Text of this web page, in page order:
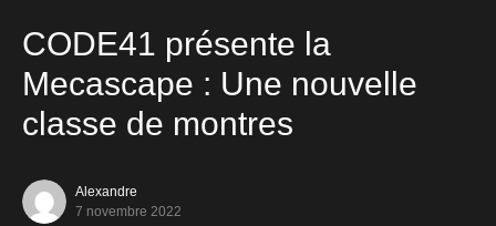
CODE41 présente la
Mecascape : Une nouvelle
classe de montres
Alexandre
7 novembre 2022